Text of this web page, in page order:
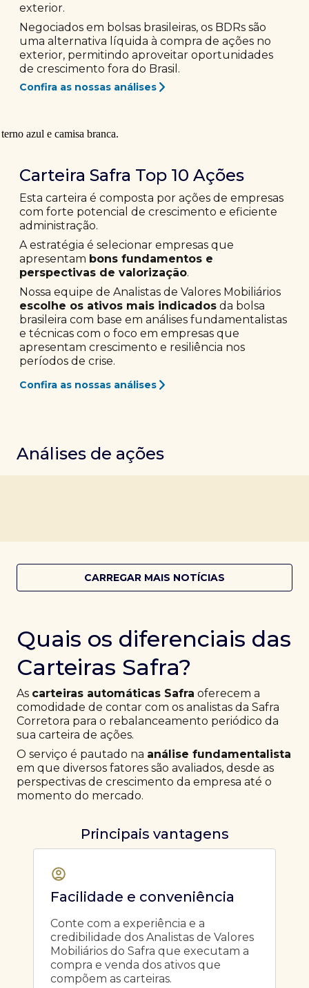
exterior.
Negociados em bolsas brasileiras, os BDRs são
uma alternativa líquida à compra de ações no
exterior, permitindo aproveitar oportunidades
de crescimento fora do Brasil.
Confira as nossas análises
Carteira Safra Top 10 Ações
Esta carteira é composta por ações de empresas
com forte potencial de crescimento e eficiente
administração.
A estratégia é selecionar empresas que
apresentam bons fundamentos e
perspectivas de valorização.
Nossa equipe de Analistas de Valores Mobiliários
escolhe os ativos mais indicados da bolsa
brasileira com base em análises fundamentalistas
e técnicas com o foco em empresas que
apresentam crescimento e resiliência nos
períodos de crise.
Confira as nossas análises
Análises de ações
CARREGAR MAIS NOTÍCIAS
Quais os diferenciais das
Carteiras Safra?
As carteiras automáticas Safra oferecem a
comodidade de contar com os analistas da Safra
Corretora para o rebalanceamento periódico da
sua carteira de ações.
O serviço é pautado na análise fundamentalista
em que diversos fatores são avaliados, desde as
perspectivas de crescimento da empresa até o
momento do mercado.
Principais vantagens
Facilidade e conveniência
Conte com a experiência e a
credibilidade dos Analistas de Valores
Mobiliários do Safra que executam a
compra e venda dos ativos que
compõem as carteiras.